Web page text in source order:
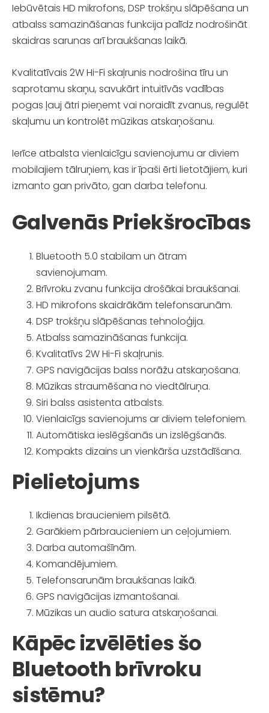
Iebūvētais HD mikrofons, DSP trokšņu slāpēšana un
atbalss samazināšanas funkcija palīdz nodrošināt
skaidras sarunas arī braukšanas laikā.
Kvalitatīvais 2W Hi-Fi skaļrunis nodrošina tīru un
saprotamu skaņu, savukārt intuitīvās vadības
pogas ļauj ātri pieņemt vai noraidīt zvanus, regulēt
skaļumu un kontrolēt mūzikas atskaņošanu.
Ierīce atbalsta vienlaicīgu savienojumu ar diviem
mobilajiem tālruņiem, kas ir īpaši ērti lietotājiem, kuri
izmanto gan privāto, gan darba telefonu.
Galvenās Priekšrocības
Bluetooth 5.0 stabilam un ātram
savienojumam.
Brīvroku zvanu funkcija drošākai braukšanai.
HD mikrofons skaidrākām telefonsarunām.
DSP trokšņu slāpēšanas tehnoloģija.
Atbalss samazināšanas funkcija.
Kvalitatīvs 2W Hi-Fi skaļrunis.
GPS navigācijas balss norāžu atskaņošana.
Mūzikas straumēšana no viedtālruņa.
Siri balss asistenta atbalsts.
Vienlaicīgs savienojums ar diviem telefoniem.
Automātiska ieslēgšanās un izslēgšanās.
Kompakts dizains un vienkārša uzstādīšana.
Pielietojums
Ikdienas braucieniem pilsētā.
Garākiem pārbraucieniem un ceļojumiem.
Darba automašīnām.
Komandējumiem.
Telefonsarunām braukšanas laikā.
GPS navigācijas izmantošanai.
Mūzikas un audio satura atskaņošanai.
Kāpēc izvēlēties šo
Bluetooth brīvroku
sistēmu?